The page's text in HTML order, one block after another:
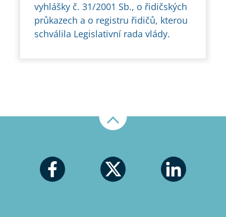
vyhlášky č. 31/2001 Sb., o řidičských
průkazech a o registru řidičů, kterou
schválila Legislativní rada vlády.